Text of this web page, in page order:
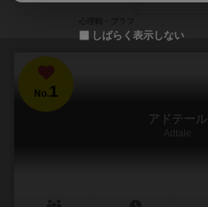
No.1
アドテール
Adtale
しばらく表示しない